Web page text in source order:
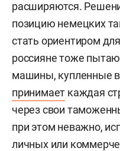
расширяются.
позицию немецких
стать ориентиром
россияне тоже
машины, купленные
принимает каждая
через свои
при этом неважно,
личных или